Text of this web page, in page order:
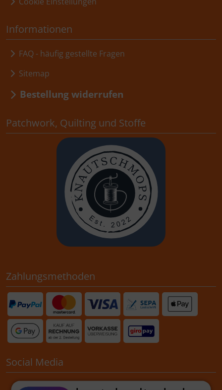
Informationen
FAQ - häufig gestellte Fragen
Sitemap
Bestellung widerrufen
Patchwork, Quilting und Stoffe
Zahlungsmethoden
Social Media